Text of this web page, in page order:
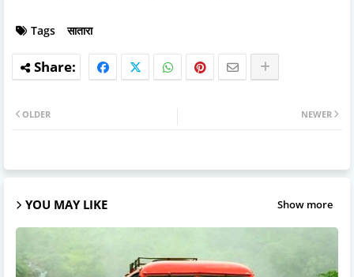
Tags सातारा
NEWER
OLDER
YOU MAY LIKE Show more